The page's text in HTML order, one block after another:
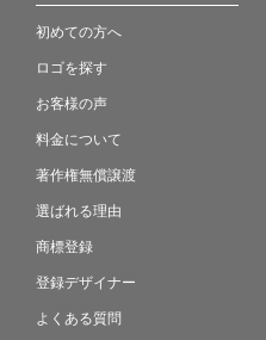
初めての方へ
ロゴを探す
お客様の声
料金について
著作権無償譲渡
選ばれる理由
商標登録
登録デザイナー
よくある質問